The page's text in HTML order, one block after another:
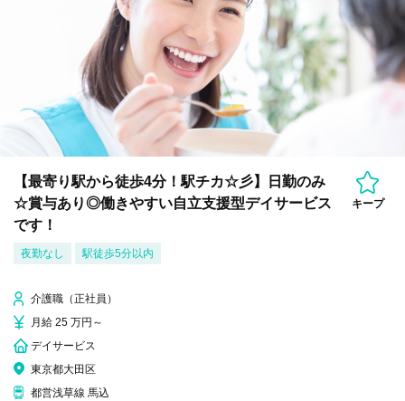
【最寄り駅から徒歩4分！駅チカ☆彡】日勤のみ
☆賞与あり◎働きやすい自立支援型デイサービス
です！
キープ
夜勤なし 駅徒歩5分以内
介護職（正社員）
月給 25 万円～
デイサービス
東京都大田区
都営浅草線 馬込